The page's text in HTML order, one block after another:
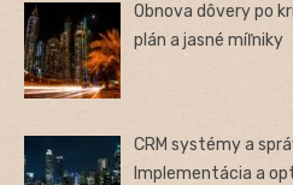
Obnova dôvery po
plán a jasné míľniky
CRM systémy a
Implementácia a